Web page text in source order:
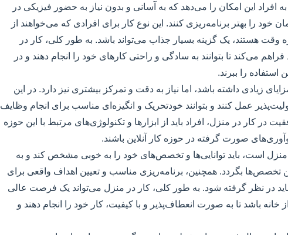
به افراد این امکان را می‌دهد که به آسانی و بدون نیاز به حضور فیزیکی در
خود را بهتر برنامه‌ریزی کنند. این نوع کار برای افرادی که می‌خواهند از
وقت هستند، یک گزینه بسیار جذاب می‌تواند باشد. به طور کلی، کار در
می‌کند تا بتوانند به سادگی و راحتی کارهای خود را انجام دهند و در
را ببرند.
زیادی داشته باشد، اما نیاز به دقت و تمرکز بیشتری نیز دارد. در این
عمل کنند و بتوانند خودتحریک و انگیزه‌ای مناسب برای انجام وظایف
در کار در منزل، افراد باید از ابزارها و تکنولوژی‌های مرتبط با این حوزه
صورت گرفته در حوزه کار آنلاین باشند.
منزل است، باید توانایی‌ها و تخصص‌های خود را به خوبی مشخص کند و به
بگردد. همچنین، برنامه‌ریزی مناسب و تعیین اهداف واقعی برای
در نظر گرفته شود. به طور کلی، کار در منزل می‌تواند یک فرصت عالی
از خانه باشد تا به صورت انعطاف‌پذیر و با کیفیت، کار خود را انجام دهند و